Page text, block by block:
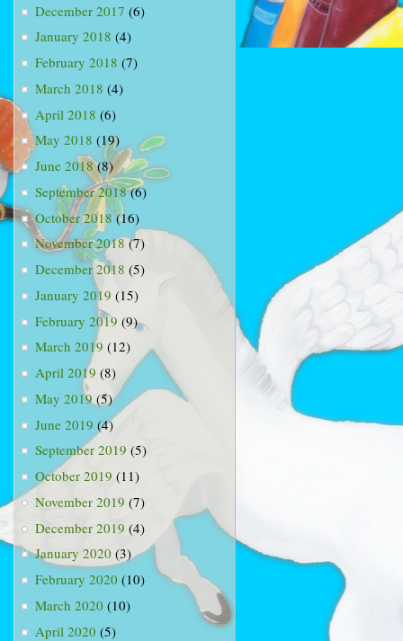
December 2017 (6)
January 2018 (4)
February 2018 (7)
March 2018 (4)
April 2018 (6)
May 2018 (19)
June 2018(8)
September 2018(6)
October 2018(16)
November 2018(7)
December 2018 (5)
January 2019 (15)
February 2019 (9)
March 2019 (12)
April 2019 (8)
May 2019(5)
June 2019 (4)
September 2019 (5)
October 2019 (11)
November 2019 (7)
December 2019 (4)
January 2020 (3)
February 2020 (10)
March 2020 (10)
April 2020 (5)